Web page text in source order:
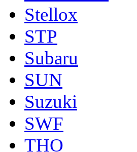
Stellox
STP
Subaru
SUN
Suzuki
SWF
THO